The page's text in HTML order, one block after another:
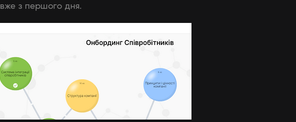
з першого дня.